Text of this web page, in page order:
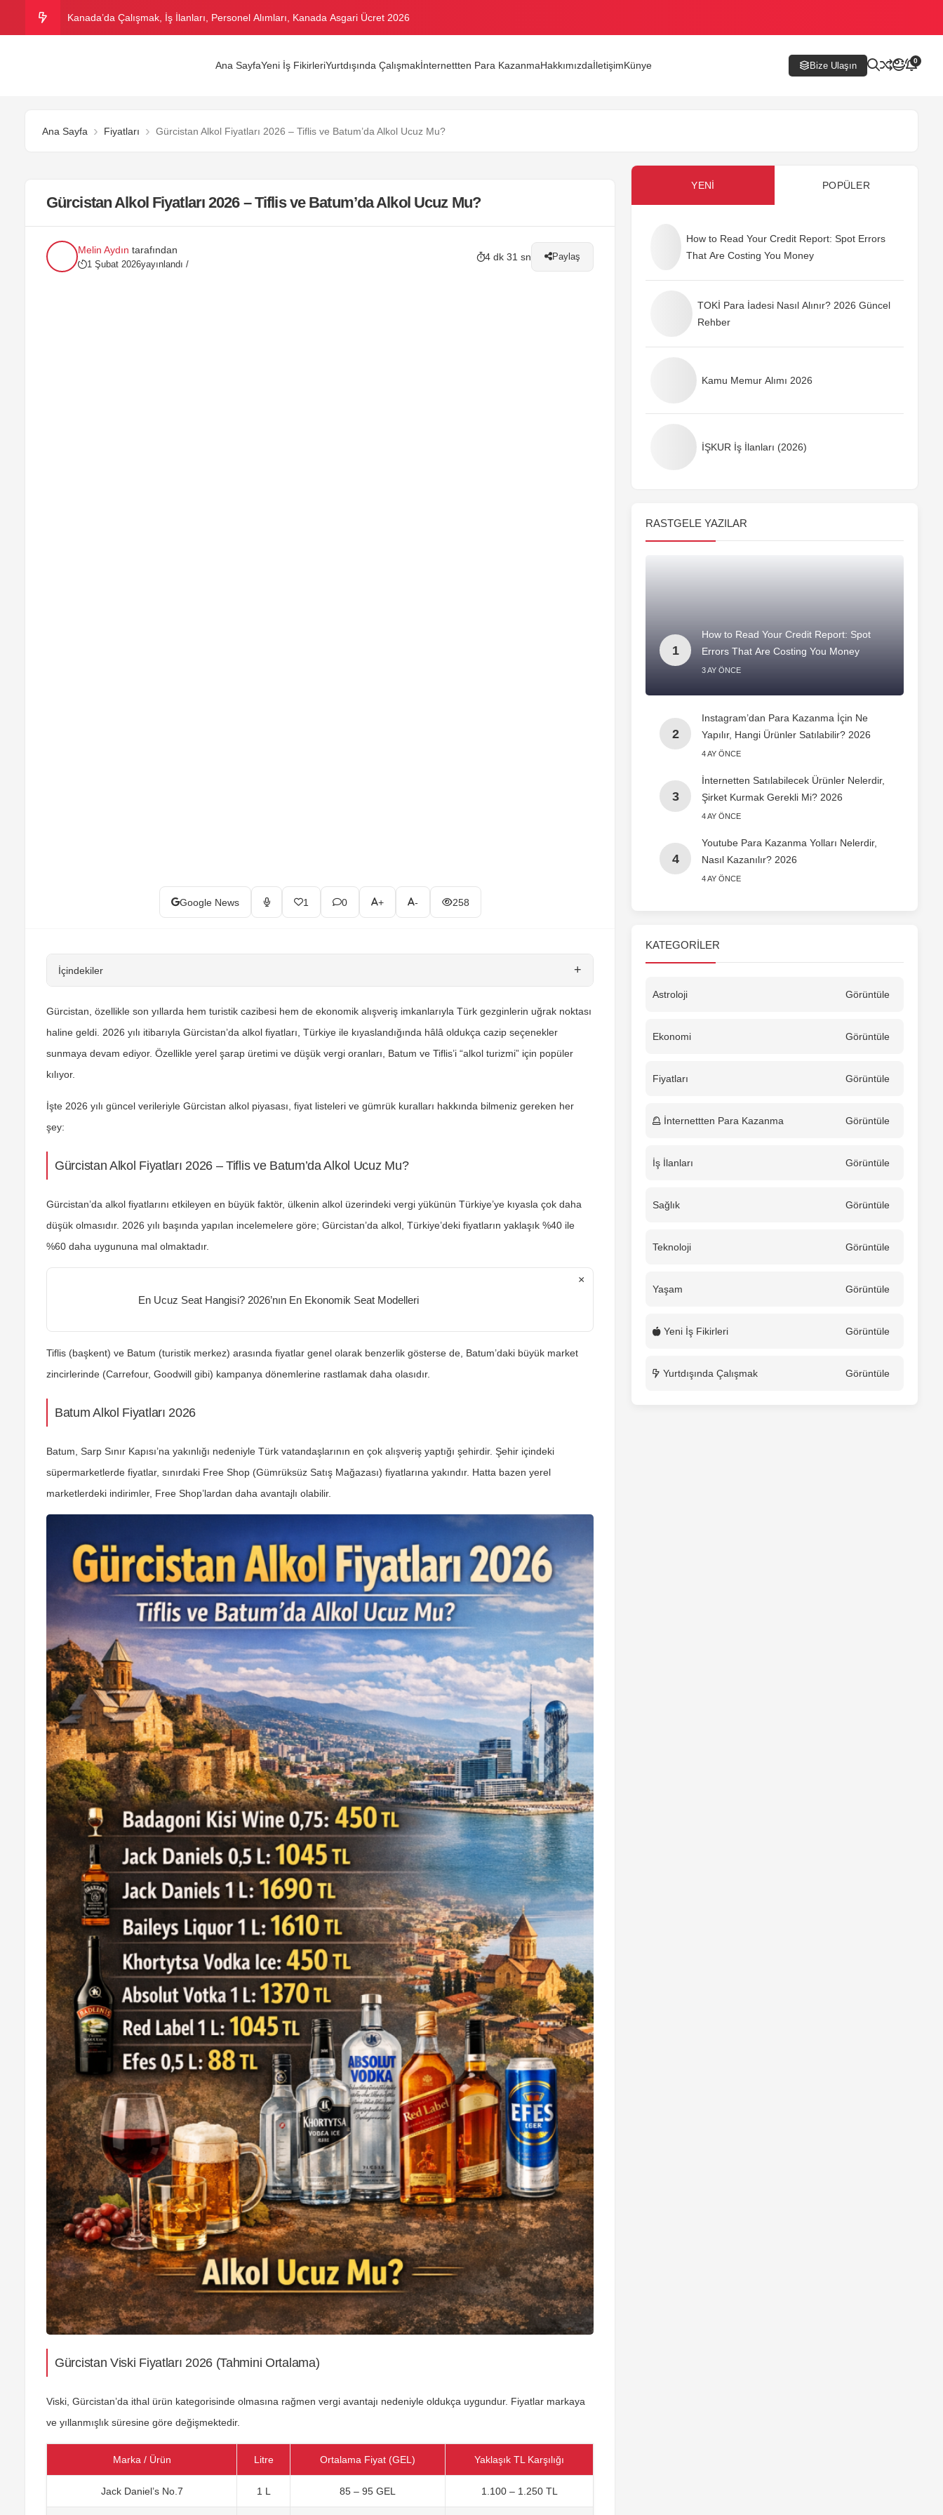
Kanada’da Çalışmak, İş İlanları, Personel Alımları, Kanada Asgari Ücret 2026
Ana SayfaYeni İş FikirleriYurtdışında Çalışmakİnternettten Para KazanmaHakkımızdaİletişimKünye Bize Ulaşın 0
Ana Sayfa Fiyatları Gürcistan Alkol Fiyatları 2026 – Tiflis ve Batum’da Alkol Ucuz Mu?
Gürcistan Alkol Fiyatları 2026 – Tiflis ve Batum’da Alkol Ucuz Mu?
Melin Aydın tarafından
1 Şubat 2026yayınlandı /
4 dk 31 sn Paylaş
Google News 1 0 + - 258
İçindekiler +
Gürcistan, özellikle son yıllarda hem turistik cazibesi hem de ekonomik alışveriş imkanlarıyla Türk gezginlerin uğrak noktası
haline geldi. 2026 yılı itibarıyla Gürcistan’da alkol fiyatları, Türkiye ile kıyaslandığında hâlâ oldukça cazip seçenekler
sunmaya devam ediyor. Özellikle yerel şarap üretimi ve düşük vergi oranları, Batum ve Tiflis’i “alkol turizmi” için popüler
kılıyor.
İşte 2026 yılı güncel verileriyle Gürcistan alkol piyasası, fiyat listeleri ve gümrük kuralları hakkında bilmeniz gereken her
şey:
Gürcistan Alkol Fiyatları 2026 – Tiflis ve Batum’da Alkol Ucuz Mu?
Gürcistan’da alkol fiyatlarını etkileyen en büyük faktör, ülkenin alkol üzerindeki vergi yükünün Türkiye’ye kıyasla çok daha
düşük olmasıdır. 2026 yılı başında yapılan incelemelere göre; Gürcistan’da alkol, Türkiye’deki fiyatların yaklaşık %40 ile
%60 daha uygununa mal olmaktadır.
En Ucuz Seat Hangisi? 2026’nın En Ekonomik Seat Modelleri
×
Tiflis (başkent) ve Batum (turistik merkez) arasında fiyatlar genel olarak benzerlik gösterse de, Batum’daki büyük market
zincirlerinde (Carrefour, Goodwill gibi) kampanya dönemlerine rastlamak daha olasıdır.
Batum Alkol Fiyatları 2026
Batum, Sarp Sınır Kapısı’na yakınlığı nedeniyle Türk vatandaşlarının en çok alışveriş yaptığı şehirdir. Şehir içindeki
süpermarketlerde fiyatlar, sınırdaki Free Shop (Gümrüksüz Satış Mağazası) fiyatlarına yakındır. Hatta bazen yerel
marketlerdeki indirimler, Free Shop’lardan daha avantajlı olabilir.
Gürcistan Viski Fiyatları 2026 (Tahmini Ortalama)
Viski, Gürcistan’da ithal ürün kategorisinde olmasına rağmen vergi avantajı nedeniyle oldukça uygundur. Fiyatlar markaya
ve yıllanmışlık süresine göre değişmektedir.
Marka / Ürün Litre Ortalama Fiyat (GEL) Yaklaşık TL Karşılığı
Jack Daniel’s No.7 1 L 85 – 95 GEL 1.100 – 1.250 TL
YENI POPÜLER
How to Read Your Credit Report: Spot Errors
That Are Costing You Money
TOKİ Para İadesi Nasıl Alınır? 2026 Güncel
Rehber
Kamu Memur Alımı 2026
İŞKUR İş İlanları (2026)
RASTGELE YAZILAR
How to Read Your Credit Report: Spot
Errors That Are Costing You Money
3 AY ÖNCE
Instagram’dan Para Kazanma İçin Ne
Yapılır, Hangi Ürünler Satılabilir? 2026
4 AY ÖNCE
İnternetten Satılabilecek Ürünler Nelerdir,
Şirket Kurmak Gerekli Mi? 2026
4 AY ÖNCE
Youtube Para Kazanma Yolları Nelerdir,
Nasıl Kazanılır? 2026
4 AY ÖNCE
KATEGORILER
Astroloji Görüntüle
Ekonomi Görüntüle
Fiyatları Görüntüle
İnternettten Para Kazanma Görüntüle
İş İlanları Görüntüle
Sağlık Görüntüle
Teknoloji Görüntüle
Yaşam Görüntüle
Yeni İş Fikirleri Görüntüle
Yurtdışında Çalışmak Görüntüle